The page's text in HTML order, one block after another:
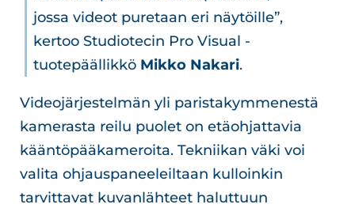
jossa videot puretaan eri näytöille”,
kertoo Studiotecin Pro Visual -
tuotepäällikkö Mikko Nakari.
Videojärjestelmän yli paristakymmenestä
kamerasta reilu puolet on etäohjattavia
kääntöpääkameroita. Tekniikan väki voi
valita ohjauspaneeleiltaan kulloinkin
tarvittavat kuvanlähteet haluttuun